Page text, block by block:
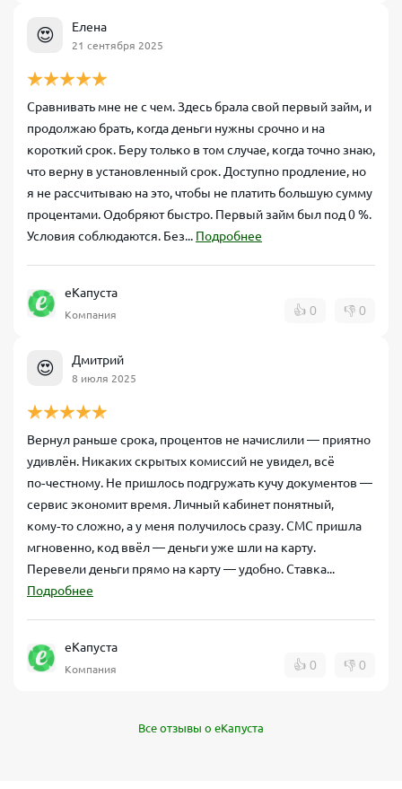
😍 Елена
21 сентября 2025
Сравнивать мне не с чем. Здесь брала свой первый займ, и
продолжаю брать, когда деньги нужны срочно и на
короткий срок. Беру только в том случае, когда точно знаю,
что верну в установленный срок. Доступно продление, но
я не рассчитываю на это, чтобы не платить большую сумму
процентами. Одобряют быстро. Первый займ был под 0 %.
Условия соблюдаются. Без... Подробнее
еКапуста
Компания 👍 0 👎 0
😍 Дмитрий
8 июля 2025
Вернул раньше срока, процентов не начислили — приятно
удивлён. Никаких скрытых комиссий не увидел, всё
по‑честному. Не пришлось подгружать кучу документов —
сервис экономит время. Личный кабинет понятный,
кому‑то сложно, а у меня получилось сразу. СМС пришла
мгновенно, код ввёл — деньги уже шли на карту.
Перевели деньги прямо на карту — удобно. Ставка...
Подробнее
еКапуста
Компания 👍 0 👎 0
Все отзывы о еКапуста